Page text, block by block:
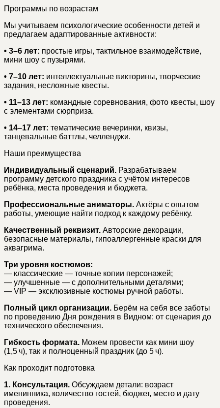
Программы по возрастам
Мы учитываем психологические особенности детей и
предлагаем адаптированные активности:
• 3–6 лет: простые игры, тактильное взаимодействие,
мини шоу с пузырями.
• 7–10 лет: интеллектуальные викторины, творческие
задания, несложные квесты.
• 11–13 лет: командные соревнования, фото квесты, шоу
с элементами сюрприза.
• 14–17 лет: тематические вечеринки, квизы,
танцевальные баттлы, челленджи.
Наши преимущества
Индивидуальный сценарий. Разрабатываем
программу детского праздника с учётом интересов
ребёнка, места проведения и бюджета.
Профессиональные аниматоры. Актёры с опытом
работы, умеющие найти подход к каждому ребёнку.
Качественный реквизит. Авторские декорации,
безопасные материалы, гипоаллергенные краски для
аквагрима.
Три уровня костюмов:
— классические — точные копии персонажей;
— улучшенные — с дополнительными деталями;
— VIP — эксклюзивные костюмы ручной работы.
Полный цикл организации. Берём на себя все заботы
по проведению Дня рождения в Видном: от сценария до
технического обеспечения.
Гибкость формата. Можем провести как мини шоу
(1,5 ч), так и полноценный праздник (до 5 ч).
Как проходит подготовка
1. Консультация. Обсуждаем детали: возраст
именинника, количество гостей, бюджет, место и дату
проведения.